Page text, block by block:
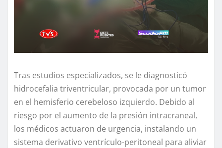
Tras estudios especializados, se le diagnosticó
hidrocefalia triventricular, provocada por un tumor
en el hemisferio cerebeloso izquierdo. Debido al
riesgo por el aumento de la presión intracraneal,
los médicos actuaron de urgencia, instalando un
sistema derivativo ventrículo-peritoneal para aliviar